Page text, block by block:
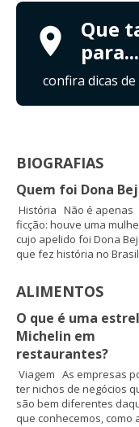
Que
para...
confira dicas
BIOGRAFIAS
Quem foi Dona
História Não é apenas
ficção: houve uma
cujo apelido foi Dona
que fez história no
ALIMENTOS
O que é uma
Michelin em
restaurantes?
Viagem As empresas
ter nichos de negócios
são bem diferentes
que conhecemos, como